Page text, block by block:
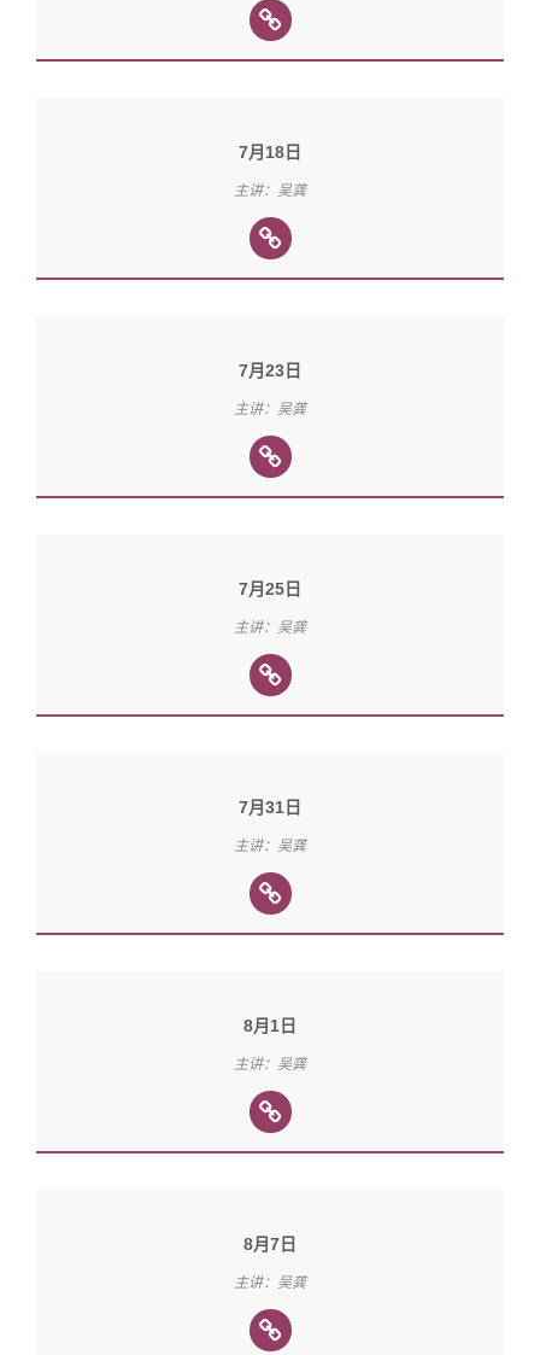
7月18日
主讲：吴龚
7月23日
主讲：吴龚
7月25日
主讲：吴龚
7月31日
主讲：吴龚
8月1日
主讲：吴龚
8月7日
主讲：吴龚